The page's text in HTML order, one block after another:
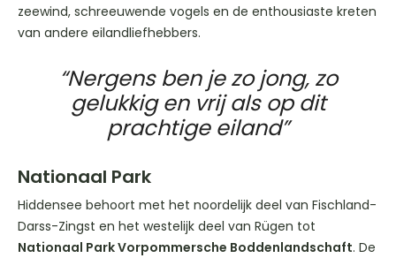
zeewind, schreeuwende vogels en de enthousiaste kreten
van andere eilandliefhebbers.
“Nergens ben je zo jong, zo
gelukkig en vrij als op dit
prachtige eiland”
Nationaal Park
Hiddensee behoort met het noordelijk deel van Fischland-
Darss-Zingst en het westelijk deel van Rügen tot
Nationaal Park Vorpommersche Boddenlandschaft. De